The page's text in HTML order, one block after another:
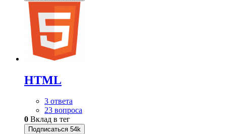
HTML
3 ответа
23 вопроса
0 Вклад в тег
Подписаться 54k